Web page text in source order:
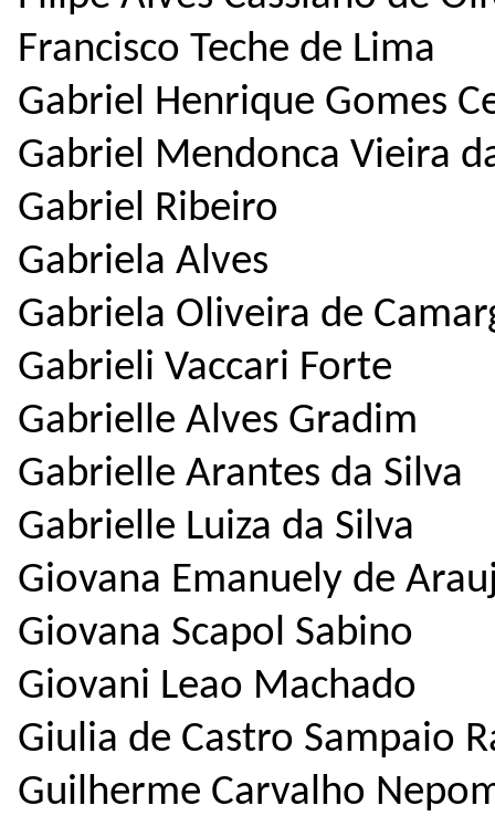
Francisco Teche de Lima
Gabriel Henrique Gomes
Gabriel Mendonca Vieira
Gabriel Ribeiro
Gabriela Alves
Gabriela Oliveira de
Gabrieli Vaccari Forte
Gabrielle Alves Gradim
Gabrielle Arantes da Silva
Gabrielle Luiza da Silva
Giovana Emanuely de
Giovana Scapol Sabino
Giovani Leao Machado
Giulia de Castro Sampaio
Guilherme Carvalho